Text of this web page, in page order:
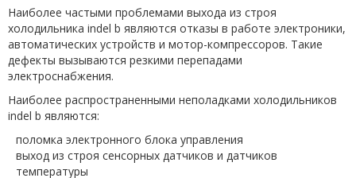
Наиболее частыми проблемами выхода из строя
холодильника indel b являются отказы в работе электроники,
автоматических устройств и мотор-компрессоров. Такие
дефекты вызываются резкими перепадами
электроснабжения.
Наиболее распространенными неполадками холодильников
indel b являются:
поломка электронного блока управления
выход из строя сенсорных датчиков и датчиков
температуры